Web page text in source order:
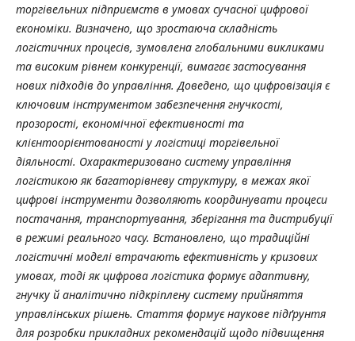
торгівельних підприємств в умовах сучасної цифрової
економіки. Визначено, що зростаюча складність
логістичних процесів, зумовлена глобальними викликами
та високим рівнем конкуренції, вимагає застосування
нових підходів до управління. Доведено, що цифровізація є
ключовим інструментом забезпечення гнучкості,
прозорості, економічної ефективності та
клієнтоорієнтованості у логістиці торгівельної
діяльності. Охарактеризовано систему управління
логістикою як багаторівневу структуру, в межах якої
цифрові інструменти дозволяють координувати процеси
постачання, транспортування, зберігання та дистрибуції
в режимі реального часу. Встановлено, що традиційні
логістичні моделі втрачають ефективність у кризових
умовах, тоді як цифрова логістика формує адаптивну,
гнучку й аналітично підкріплену систему прийняття
управлінських рішень. Стаття формує наукове підґрунтя
для розробки прикладних рекомендацій щодо підвищення